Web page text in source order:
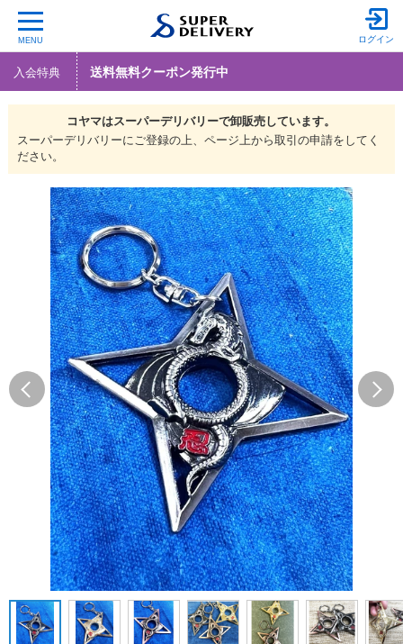
MENU ログイン
入会特典 送料無料クーポン発行中
コヤマはスーパーデリバリーで卸販売しています。
スーパーデリバリーにご登録の上、ページ上から取引の申請をしてく
ださい。